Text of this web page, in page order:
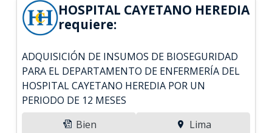
HOSPITAL CAYETANO HEREDIA
requiere:
ADQUISICIÓN DE INSUMOS DE BIOSEGURIDAD
PARA EL DEPARTAMENTO DE ENFERMERÍA DEL
HOSPITAL CAYETANO HEREDIA POR UN
PERIODO DE 12 MESES
Bien
Lima